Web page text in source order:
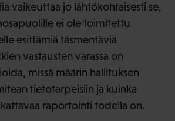
vaikeuttaa jo lähtökohtaisesti se,
ei ole toimitettu
esittämiä täsmentäviä
vastausten varassa on
missä määrin hallituksen
tietotarpeisiin ja kuinka
kattavaa raportointi todella on.